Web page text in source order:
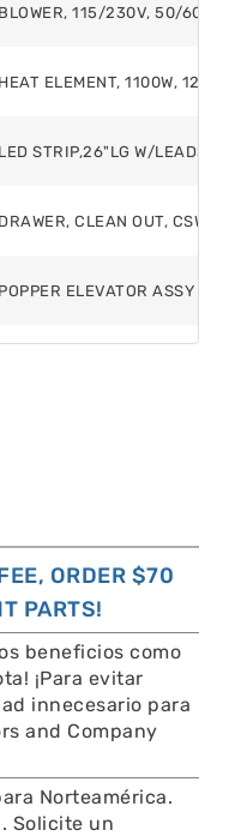
ORDER $70
PARTS!
beneficios como
¡Para evitar
innecesario para
and Company
Norteamérica.
Solicite un
BLOWER, 115/230V, 50/
HEAT ELEMENT, 1100W, 120V,
LED STRIP,26"LG W/LEADS &
DRAWER, CLEAN OUT, CSW-
POPPER ELEVATOR ASSY